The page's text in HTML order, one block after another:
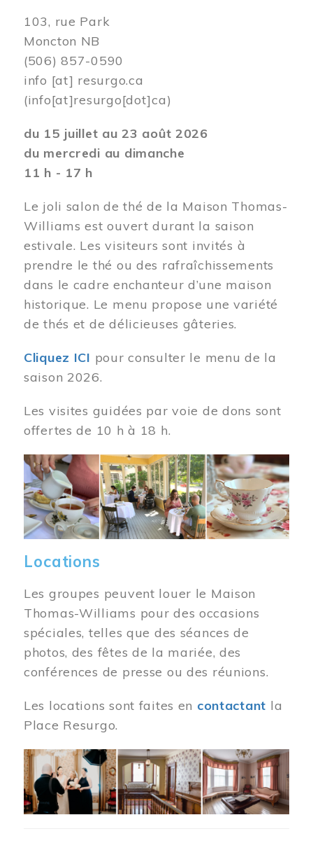
103, rue Park
Moncton NB
(506) 857-0590
info [at] resurgo.ca
(info[at]resurgo[dot]ca)
du 15 juillet au 23 août 2026
du mercredi au dimanche
11 h - 17 h
Le joli salon de thé de la Maison Thomas-
Williams est ouvert durant la saison
estivale. Les visiteurs sont invités à
prendre le thé ou des rafraîchissements
dans le cadre enchanteur d’une maison
historique. Le menu propose une variété
de thés et de délicieuses gâteries.
Cliquez ICI pour consulter le menu de la
saison 2026.
Les visites guidées par voie de dons sont
offertes de 10 h à 18 h.
Image
Locations
Les groupes peuvent louer le Maison
Thomas-Williams pour des occasions
spéciales, telles que des séances de
photos, des fêtes de la mariée, des
conférences de presse ou des réunions.
Les locations sont faites en contactant la
Place Resurgo.
Image